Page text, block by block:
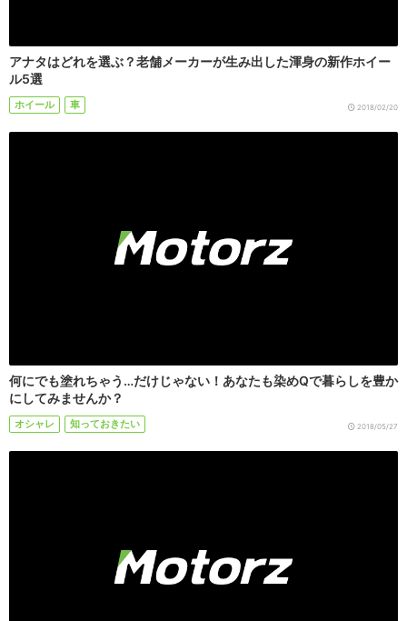
アナタはどれを選ぶ？老舗メーカーが生み出した渾身の新作ホイー
ル5選
ホイール 車 2018/02/20
何にでも塗れちゃう…だけじゃない！あなたも染めQで暮らしを豊か
にしてみませんか？
オシャレ 知っておきたい 2018/05/27